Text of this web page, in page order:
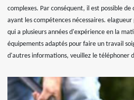
complexes. Par conséquent, il est possible
ayant les compétences nécessaires.
qui a plusieurs années d'expérience en la
équipements adaptés pour faire un travail
d'autres informations, veuillez le téléphoner